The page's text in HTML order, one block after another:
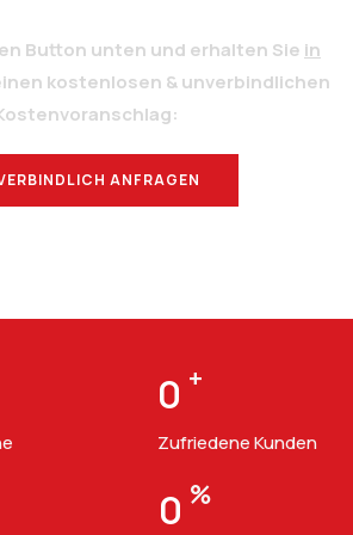
Button unten und erhalten Sie in
kostenlosen & unverbindlichen
ANFRAGEN
0 +
Zufriedene Kunden
0 %